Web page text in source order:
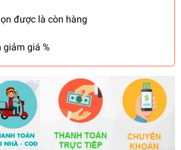
được là còn hàng
giá %